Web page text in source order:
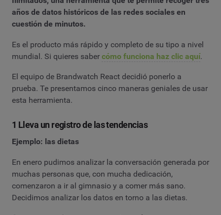
años de datos históricos de las redes sociales en
cuestión de minutos.
Es el producto más rápido y completo de su tipo a nivel
mundial. Si quieres saber cómo funciona haz clic aquí.
El equipo de Brandwatch React decidió ponerlo a
prueba. Te presentamos cinco maneras geniales de usar
esta herramienta.
1 Lleva un registro de las tendencias
Ejemplo: las dietas
En enero pudimos analizar la conversación generada por
muchas personas que, con mucha dedicación,
comenzaron a ir al gimnasio y a comer más sano.
Decidimos analizar los datos en torno a las dietas.